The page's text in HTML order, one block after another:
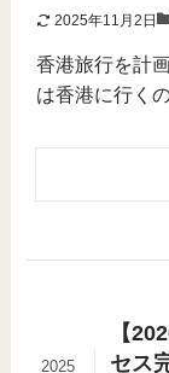
2025年11月2日
香港旅行を計
は香港に行く
【
セス
2025